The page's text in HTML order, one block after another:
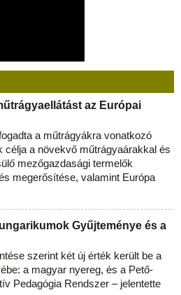
az Európai
a műtrágyákra vonatkozó
a növekvő műtrágyaárakkal és
mezőgazdasági termelők
megerősítése, valamint Európa
Gyűjteménye és a
szerint két új érték került be a
a magyar nyereg, és a Pető-
Pedagógia Rendszer – jelentette